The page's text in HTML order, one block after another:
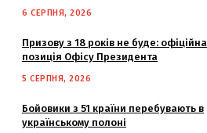
6 СЕРПНЯ, 2026
Призову з 18 років не буде: офіційна
позиція Офісу Президента
5 СЕРПНЯ, 2026
Бойовики з 51 країни перебувають в
українському полоні